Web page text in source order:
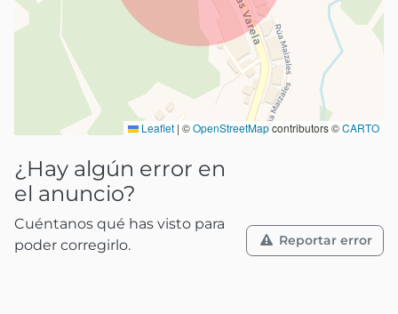
Leaflet | ©OpenStreetMapcontributors ©CARTO
¿Hay algún error en
el anuncio?
Cuéntanos qué has visto para
poder corregirlo.
Reportar error